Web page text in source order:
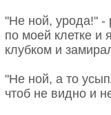
"Не ной, урода!" -
по моей клетке и
клубком и
"Не ной, а то
чтоб не видно и